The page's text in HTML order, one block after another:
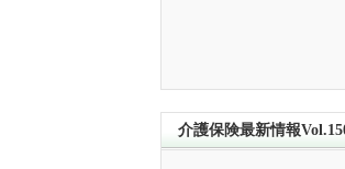
介護保険最新情報